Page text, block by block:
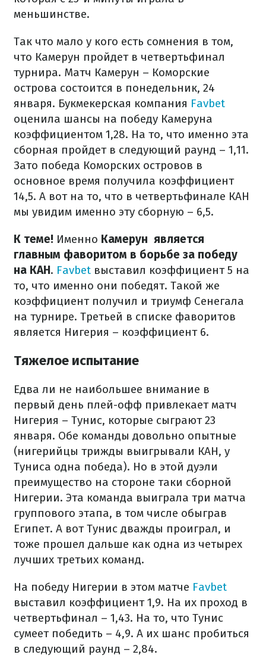
меньшинстве.
Так что мало у кого есть сомнения в том,
что Камерун пройдет в четвертьфинал
турнира. Матч Камерун – Коморские
острова состоится в понедельник, 24
января. Букмекерская компания Favbet
оценила шансы на победу Камеруна
коэффициентом 1,28. На то, что именно эта
сборная пройдет в следующий раунд – 1,11.
Зато победа Коморских островов в
основное время получила коэффициент
14,5. А вот на то, что в четвертьфинале КАН
мы увидим именно эту сборную – 6,5.
К теме! Именно Камерун является
главным фаворитом в борьбе за победу
на КАН. Favbet выставил коэффициент 5 на
то, что именно они победят. Такой же
коэффициент получил и триумф Сенегала
на турнире. Третьей в списке фаворитов
является Нигерия – коэффициент 6.
Тяжелое испытание
Едва ли не наибольшее внимание в
первый день плей-офф привлекает матч
Нигерия – Тунис, которые сыграют 23
января. Обе команды довольно опытные
(нигерийцы трижды выигрывали КАН, у
Туниса одна победа). Но в этой дуэли
преимущество на стороне таки сборной
Нигерии. Эта команда выиграла три матча
группового этапа, в том числе обыграв
Египет. А вот Тунис дважды проиграл, и
тоже прошел дальше как одна из четырех
лучших третьих команд.
На победу Нигерии в этом матче Favbet
выставил коэффициент 1,9. На их проход в
четвертьфинал – 1,43. На то, что Тунис
сумеет победить – 4,9. А их шанс пробиться
в следующий раунд – 2,84.